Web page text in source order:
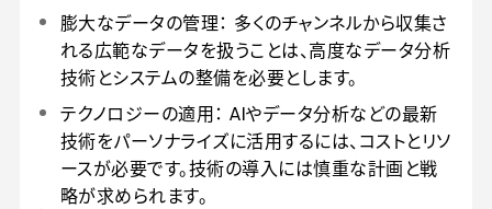
膨大なデータの管理： 多くのチャンネルから収集さ
れる広範なデータを扱うことは、高度なデータ分析
技術とシステムの整備を必要とします。
テクノロジーの適用： AIやデータ分析などの最新
技術をパーソナライズに活用するには、コストとリソ
ースが必要です。技術の導入には慎重な計画と戦
略が求められます。